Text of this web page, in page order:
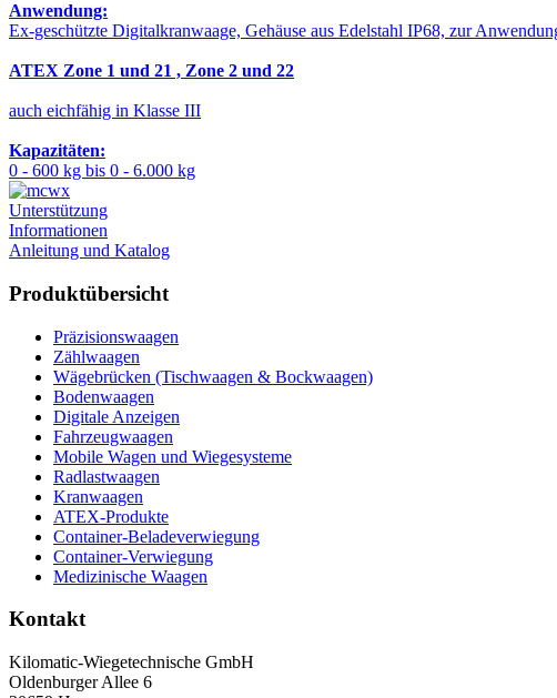
Anwendung:
Ex-geschützte Digitalkranwaage, Gehäuse aus Edelstahl IP68, zur
ATEX Zone 1 und 21 , Zone 2 und 22
auch eichfähig in Klasse III
Kapazitäten:
0 - 600 kg bis 0 - 6.000 kg
Unterstützung
Informationen
Anleitung und Katalog
Produktübersicht
Präzisionswaagen
Zählwaagen
Wägebrücken (Tischwaagen & Bockwaagen)
Bodenwaagen
Digitale Anzeigen
Fahrzeugwaagen
Mobile Wagen und Wiegesysteme
Radlastwaagen
Kranwaagen
ATEX-Produkte
Container-Beladeverwiegung
Container-Verwiegung
Medizinische Waagen
Kontakt
Kilomatic-Wiegetechnische GmbH
Oldenburger Allee 6